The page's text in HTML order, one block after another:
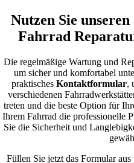
Nutzen Sie
Fahrrad
Die regelmäßige Wartung und
um sicher und komfortabel
praktisches Kontaktformular,
verschiedenen
treten und die beste Option für
Ihrem Fahrrad die professionelle
Sie die Sicherheit und
Füllen Sie jetzt das Formular